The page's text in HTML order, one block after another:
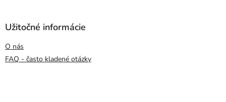
Užitočné informácie
O nás
FAQ - často kladené otázky